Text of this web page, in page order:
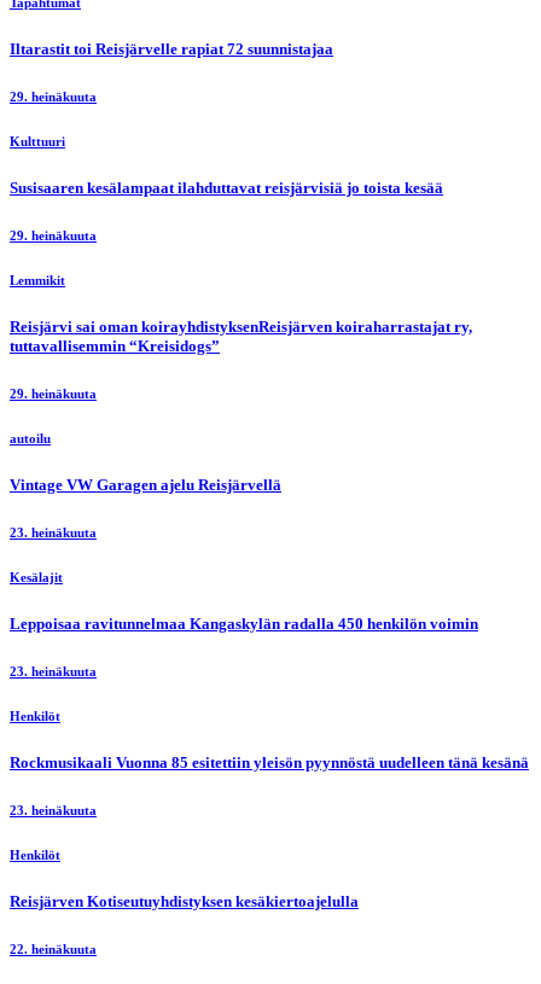
Tapahtumat
Iltarastit toi Reisjärvelle rapiat 72 suunnistajaa
29. heinäkuuta
Kulttuuri
Susisaaren kesälampaat ilahduttavat reisjärvisiä jo toista kesää
29. heinäkuuta
Lemmikit
Reisjärvi sai oman koirayhdistyksenReisjärven koiraharrastajat ry,
tuttavallisemmin “Kreisidogs”
29. heinäkuuta
autoilu
Vintage VW Garagen ajelu Reisjärvellä
23. heinäkuuta
Kesälajit
Leppoisaa ravitunnelmaa Kangaskylän radalla 450 henkilön voimin
23. heinäkuuta
Henkilöt
Rockmusikaali Vuonna 85 esitettiin yleisön pyynnöstä uudelleen tänä kesänä
23. heinäkuuta
Henkilöt
Reisjärven Kotiseutuyhdistyksen kesäkiertoajelulla
22. heinäkuuta